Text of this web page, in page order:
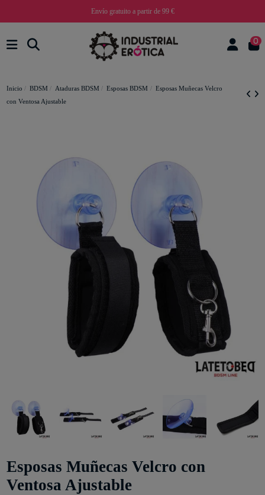
Envío gratuito a partir de 99 €
0
Inicio BDSM Ataduras BDSM Esposas BDSM
Esposas Muñecas Velcro
con Ventosa Ajustable
Esposas Muñecas Velcro con
Ventosa Ajustable